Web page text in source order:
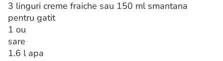
3 linguri creme fraiche sau 150 ml smantana
pentru gatit
1 ou
sare
1.6 l apa